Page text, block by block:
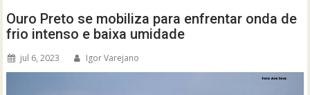
Ouro Preto se mobiliza para enfrentar onda de
frio intenso e baixa umidade
jul 6, 2023 Igor Varejano